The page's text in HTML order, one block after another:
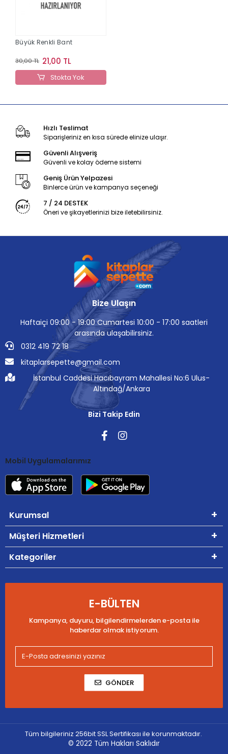
Büyük Renkli Bant
30,00 TL 21,00 TL
Stokta Yok
Hızlı Teslimat
Siparişleriniz en kısa sürede elinize ulaşır.
Güvenli Alışveriş
Güvenli ve kolay ödeme sistemi
Geniş Ürün Yelpazesi
Binlerce ürün ve kampanya seçeneği
7 / 24 DESTEK
Öneri ve şikayetlerinizi bize iletebilirsiniz.
Bize Ulaşın
Haftaiçi 09:00 - 19:00 Cumartesi 10:00 - 17:00 saatleri
arasında ulaşabilirsiniz.
0312 419 72 18
kitaplarsepette@gmail.com
İstanbul Caddesi Hacıbayram Mahallesi No:6 Ulus-
Altındağ/Ankara
Bizi Takip Edin
Mobil Uygulamalarımız
Kurumsal
Müşteri Hizmetleri
Kategoriler
E-BÜLTEN
Kampanya, duyuru, bilgilendirmelerden e-posta ile
haberdar olmak istiyorum.
GÖNDER
Tüm bilgileriniz 256bit SSL Sertifikası ile korunmaktadır.
© 2022 Tüm Hakları Saklıdır